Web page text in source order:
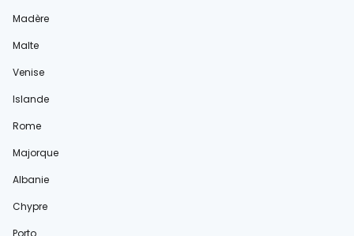
Madère
Malte
Venise
Islande
Rome
Majorque
Albanie
Chypre